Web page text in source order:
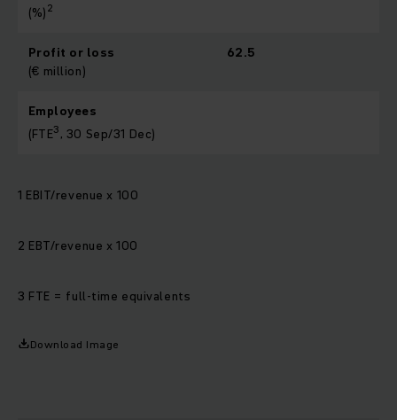
(%)2
Profit or loss
(€ million)
62.5
Employees
(FTE3, 30 Sep/31 Dec)
1 EBIT/revenue x 100
2 EBT/revenue x 100
3 FTE = full-time equivalents
Download Image